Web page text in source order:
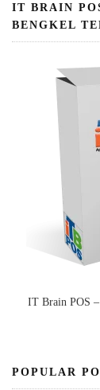
IT BRAIN
BENGKEL
IT Brain POS
POPULAR